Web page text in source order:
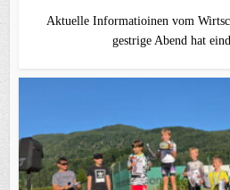
Aktuelle Informatioinen vom
gestrige Abend hat